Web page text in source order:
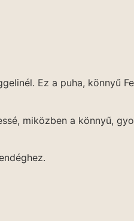
Ez a puha, könnyű
miközben a könnyű,